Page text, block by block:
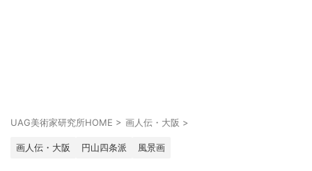
UAG美術家研究所HOME > 画人伝・大阪 >
画人伝・大阪 円山四条派 風景画